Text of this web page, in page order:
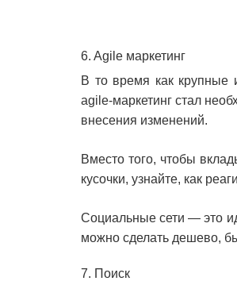
6. Agile маркетинг
В то время как крупные
аgile-маркетинг стал
внесения изменений.
Вместо того, чтобы
кусочки, узнайте, как
Социальные сети — это
можно сделать дешево,
7. Поиск